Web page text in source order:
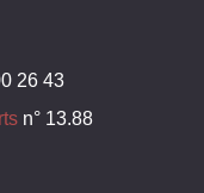
26 43
n° 13.88